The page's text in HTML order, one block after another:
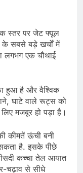
स्तर पर जेट फ्यूल
के सबसे बड़े खर्चों में
लगभग एक चौथाई
हुआ है और वैश्विक
घाटे वाले रूट्स को
मजबूर हो पड़ा है।
कीमतें ऊंची बनी
सकता है. इसके पीछे
कच्चा तेल आयात
चढ़ाव से सीधे